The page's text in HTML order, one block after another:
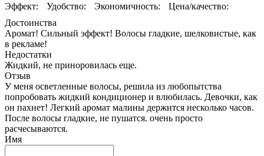
Эффект:
Удобство: Экономичность:
Цена/качество:
Достоинства
Аромат! Сильный эффект! Волосы гладкие, шелковистые, как
в рекламе!
Недостатки
Жидкий, не приноровилась еще.
Отзыв
У меня осветленные волосы, решила из любопытства
попробовать жидкий кондиционер и влюбилась. Девочки, как
он пахнет! Легкий аромат малины держится несколько часов.
После волосы гладкие, не пушатся. очень просто
расчесываются.
Имя